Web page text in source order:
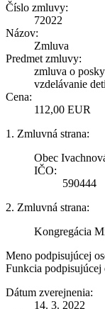
Číslo zmluvy:
72022
Názov:
Zmluva
Predmet zmluvy:
zmluva o
vzdelávanie
Cena:
112,00 EUR
1. Zmluvná strana:
Obec
IČO:
590444
2. Zmluvná strana:
Kongregácia
Meno podpisujúcej
Funkcia podpisujúcej
Dátum zverejnenia:
14. 3. 2022